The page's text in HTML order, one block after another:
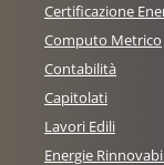
Certificazione
Computo Metrico
Contabilità
Capitolati
Lavori Edili
Energie